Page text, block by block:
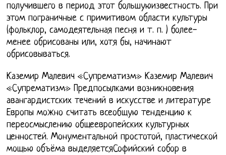
получившего в период этот большуюизвестность. При
этом пограничные с примитивом области культуры
(фольклор, самодеятельная песня и т. п. ) более-
менее обрисованы или, хотя бы, начинают
обрисовываться.
Каземир Малевич «Супрематизм» Каземир Малевич
«Супрематизм» Предпосылками возникновения
авангардистских течений в искусстве и литературе
Европы можно считать всеобщую тенденцию к
переосмыслению общеевропейских культурных
ценностей. Монументальной простотой, пластической
мощью объёма выделяетсяСофийский собор в